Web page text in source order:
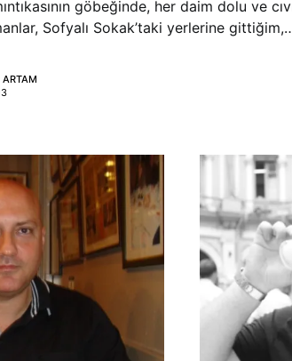
göbeğinde, her daim dolu ve
Sofyalı Sokak’taki yerlerine